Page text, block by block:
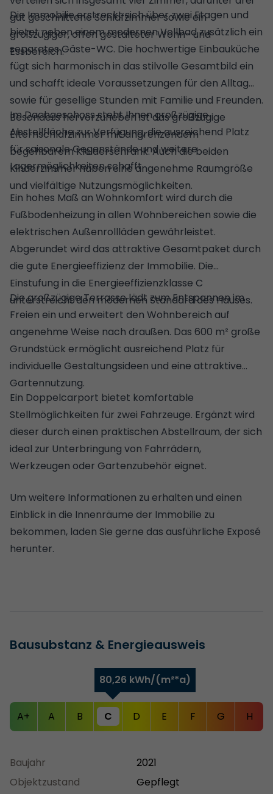
gut geschnittene Schlafzimmer sowie ein
großzügiger, offen gestalteter Wohn- und
Essbereich.
Die Immobilie erstreckt sich über zwei Etagen und
bietet neben einem modernen Vollbad zusätzlich ein
separates Gäste-WC. Die hochwertige Einbauküche
fügt sich harmonisch in das stilvolle Gesamtbild ein
und schafft ideale Voraussetzungen für den Alltag
sowie für gesellige Stunden mit Familie und Freunden.
Besonders hervorzuheben ist das großzügige
Elternschlafzimmer mit angrenzendem
begehbarem Kleiderschrank. Auch die beiden
Kinderzimmer haben eine angenehme Raumgröße
und vielfältige Nutzungsmöglichkeiten.
Im Dachgeschoss steht Ihnen großzügige
Abstellfläche zur Verfügung, die ausreichend Platz
für saisonale Gegenstände und weitere
Lagermöglichkeiten schafft.
Ein hohes Maß an Wohnkomfort wird durch die
Fußbodenheizung in allen Wohnbereichen sowie die
elektrischen Außenrollläden gewährleistet.
Abgerundet wird das attraktive Gesamtpaket durch
die gute Energieeffizienz der Immobilie. Die
Einstufung in die Energieeffizienzklasse C
unterstreicht den modernen Standard des Hauses.
Die großzügige Terrasse lädt zum Entspannen im
Freien ein und erweitert den Wohnbereich auf
angenehme Weise nach draußen. Das 600 m² große
Grundstück ermöglicht ausreichend Platz für
individuelle Gestaltungsideen und eine attraktive
Gartennutzung.
Ein Doppelcarport bietet komfortable
Stellmöglichkeiten für zwei Fahrzeuge. Ergänzt wird
dieser durch einen praktischen Abstellraum, der sich
ideal zur Unterbringung von Fahrrädern,
Werkzeugen oder Gartenzubehör eignet.
Um weitere Informationen zu erhalten und einen
Einblick in die Innenräume der Immobilie zu
bekommen, laden Sie gerne das ausführliche Exposé
herunter.
Bausubstanz & Energieausweis
A+ A B C
80,26 kWh/(m²*a)
D E F G H
Baujahr
2021
Objektzustand
Gepflegt